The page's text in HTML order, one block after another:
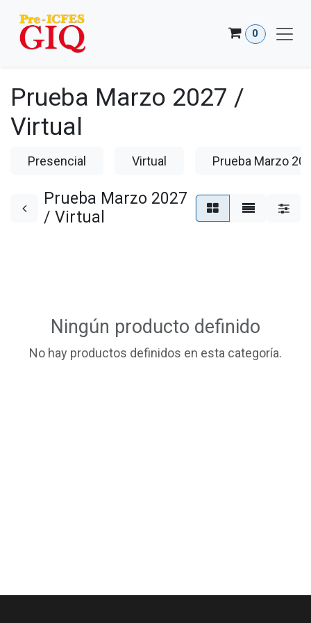
0
Prueba Marzo 2027 /
Virtual
Presencial Virtual Prueba Marzo
Prueba Marzo 2027
/ Virtual
Ningún producto definido
No hay productos definidos en esta categoría.